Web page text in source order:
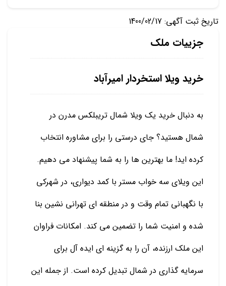
تاریخ ثبت آگهی: 1400/02/17
جزییات ملک
خرید ویلا استخردار امیرآباد
به دنبال خرید یک ویلا شمال تریبلکس مدرن در
شمال هستید؟ جای درستی را برای مشاوره انتخاب
کرده اید! ما بهترین ها را به شما پیشنهاد می دهیم.
این ویلای سه خواب مستر با کمد دیواری، در شهرکی
با نگهبانی تمام وقت و در منطقه ای تهرانی نشین بنا
شده و امنیت شما را تضمین می کند. امکانات فراوان
این ملک ارزنده، آن را به گزینه ای ایده آل برای
سرمایه گذاری در شمال تبدیل کرده است. از جمله این